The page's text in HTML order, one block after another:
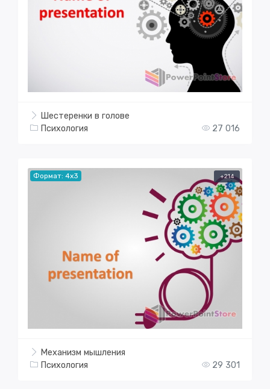
Шестеренки в голове
Психология
27 016
Формат: 4x3 +214
Механизм мышления
Психология
29 301